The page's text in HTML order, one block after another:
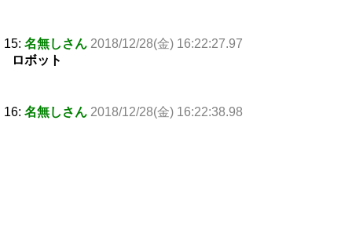
15: 名無しさん 2018/12/28(金) 16:22:27.97
ロボット
16: 名無しさん 2018/12/28(金) 16:22:38.98